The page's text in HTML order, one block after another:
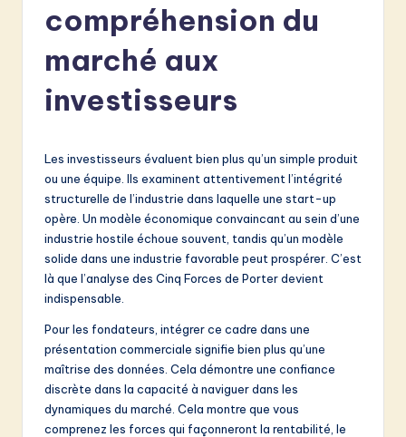
in
A
&
S
o
compréhension du
marché aux
investisseurs
Les investisseurs évaluent bien plus qu’un simple produit
ou une équipe. Ils examinent attentivement l’intégrité
structurelle de l’industrie dans laquelle une start-up
opère. Un modèle économique convaincant au sein d’une
industrie hostile échoue souvent, tandis qu’un modèle
solide dans une industrie favorable peut prospérer. C’est
là que l’analyse des Cinq Forces de Porter devient
indispensable.
Pour les fondateurs, intégrer ce cadre dans une
présentation commerciale signifie bien plus qu’une
maîtrise des données. Cela démontre une confiance
discrète dans la capacité à naviguer dans les
dynamiques du marché. Cela montre que vous
comprenez les forces qui façonneront la rentabilité, le